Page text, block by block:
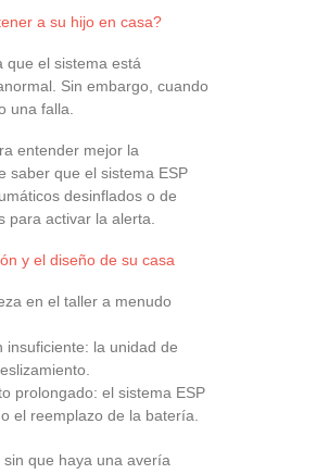
a su hijo en casa?
que el sistema está
Sin embargo, cuando
una falla.
entender mejor la
saber que el sistema ESP
desinflados o de
activar la alerta.
y el diseño de su casa
en el taller a menudo
insuficiente: la unidad de
prolongado: el sistema ESP
el reemplazo de la batería.
que haya una avería